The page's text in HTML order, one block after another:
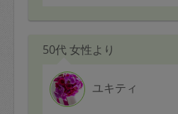
50代 女性より
ユキティ